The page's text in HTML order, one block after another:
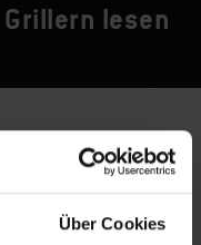
Über Cookies
lesen